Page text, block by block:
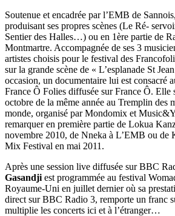
Soutenue et encadrée par l’EMB de Sannois,
produisant ses propres scènes (Le Ré-
Sentier des Halles…) ou en 1ère partie de
Montmartre. Accompagnée de ses 3
artistes choisis pour le festival des
sur la grande scène de « L’esplanade St
occasion, un documentaire lui est consacré
France Ô Folies diffusée sur France Ô. Elle
octobre de la même année au Tremplin des
monde, organisé par Mondomix et
remarquer en première partie de Lokua
novembre 2010, de Nneka à L’EMB ou de
Mix Festival en mai 2011.
Après une session live diffusée sur BBC
Gasandji est programmée au festival
Royaume-Uni en juillet dernier où sa
direct sur BBC Radio 3, remporte un franc
multiplie les concerts ici et à l’étranger…